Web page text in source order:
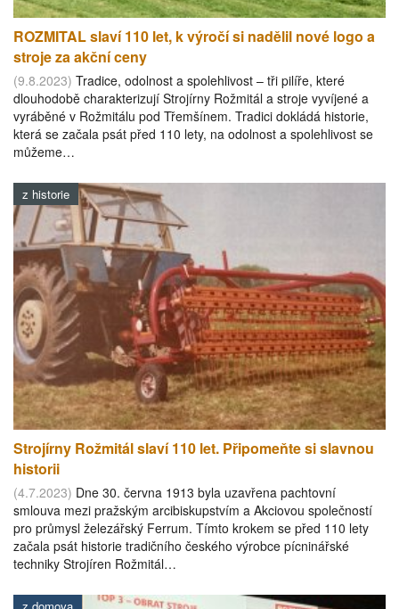
ROZMITAL slaví 110 let, k výročí si nadělil nové logo a
stroje za akční ceny
(9.8.2023) Tradice, odolnost a spolehlivost – tři pilíře, které
dlouhodobě charakterizují Strojírny Rožmitál a stroje vyvíjené a
vyráběné v Rožmitálu pod Třemšínem. Tradici dokládá historie,
která se začala psát před 110 lety, na odolnost a spolehlivost se
můžeme…
z historie
Strojírny Rožmitál slaví 110 let. Připomeňte si slavnou
historii
(4.7.2023) Dne 30. června 1913 byla uzavřena pachtovní
smlouva mezi pražským arcibiskupstvím a Akciovou společností
pro průmysl železářský Ferrum. Tímto krokem se před 110 lety
začala psát historie tradičního českého výrobce pícninářské
techniky Strojíren Rožmitál…
z domova